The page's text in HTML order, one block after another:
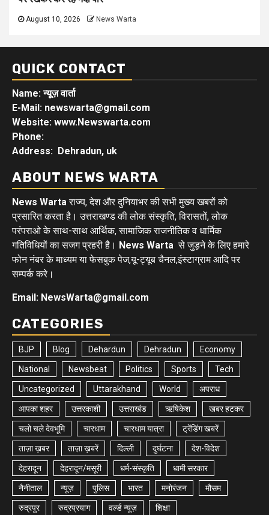
August 10, 2026 News Warta
QUICK CONTACT
Name: न्यूज़ वार्ता
E-Mail: newswarta@gmail.com
Website: www.Newswarta.com
Phone:
Address: Dehradun, uk
ABOUT NEWS WARTA
News Wartaराज्य, देश और दुनियाभर की सभी मुख्य खबरों को
प्रसारित करता है। उत्तराखण्ड की लोक संस्कृति, विरासतों, लोक
परंपराओ के साथ-साथ आर्थिक, सामाजिक राजनीतिक व धार्मिक
गतिविधियों का सजग प्रहरी है। News Warta से जुड़ने के लिए हमारे
फोन नंबर के माध्यम या फेसबुक पेज,यू-ट्यूब चैनल,इंस्टाग्राम आदि पर
सम्पर्क करे।
Email: NewsWarta@gmail.com
CATEGORIES
BJP Blog Dehardun Dehradun Economy
National Newsbeat Politics Sports Tech
Uncategorized Uttarakhand World अपराध
आपका शहर उत्तरकाशी उत्तराखंड ऋषिकेश खबर हटकर
चलो चले देवभूमि चारधाम चारधाम यात्रा ट्रेंडिंग खबरें
ताज़ा ख़बर ताज़ा ख़बरें दिल्ली दुर्घटना देश-विदेश
देहरादून देहरादून/मसूरी धर्म-संस्कृति धामी सरकार
नैनीताल न्यूज़ पुलिस भारत मनोरंजन मौसम
रुद्रपुर रुद्रप्रयाग वर्ल्ड न्यूज़ शिक्षा